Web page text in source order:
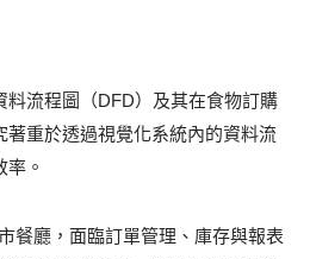
料流程圖（DFD）及其在食物訂購
著重於透過視覺化系統內的資料流
。
餐廳，面臨訂單管理、庫存與報表